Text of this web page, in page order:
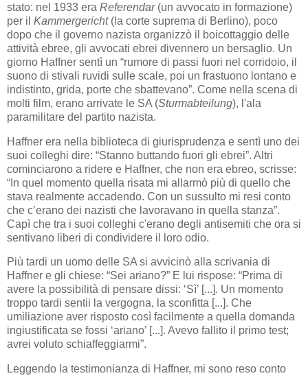
stato: nel 1933 era Referendar(un avvocato in formazione)
per il Kammergericht(la corte suprema di Berlino), poco
dopo che il governo nazista organizzò il boicottaggio delle
attività ebree, gli avvocati ebrei divennero un bersaglio. Un
giorno Haffner sentì un “rumore di passi fuori nel corridoio, il
suono di stivali ruvidi sulle scale, poi un frastuono lontano e
indistinto, grida, porte che sbattevano”. Come nella scena di
molti film, erano arrivate le SA (Sturmabteilung), l'ala
paramilitare del partito nazista.
Haffner era nella biblioteca di giurisprudenza e sentì uno dei
suoi colleghi dire: “Stanno buttando fuori gli ebrei”. Altri
cominciarono a ridere e Haffner, che non era ebreo, scrisse:
“In quel momento quella risata mi allarmò più di quello che
stava realmente accadendo. Con un sussulto mi resi conto
che c’erano dei nazisti che lavoravano in quella stanza”.
Capì che tra i suoi colleghi c'erano degli antisemiti che ora si
sentivano liberi di condividere il loro odio.
Più tardi un uomo delle SA si avvicinò alla scrivania di
Haffner e gli chiese: “Sei ariano?” E lui rispose: “Prima di
avere la possibilità di pensare dissi: ‘Sì’ [...]. Un momento
troppo tardi sentii la vergogna, la sconfitta [...]. Che
umiliazione aver risposto così facilmente a quella domanda
ingiustificata se fossi ‘ariano’ [...]. Avevo fallito il primo test;
avrei voluto schiaffeggiarmi”.
Leggendo la testimonianza di Haffner, mi sono reso conto